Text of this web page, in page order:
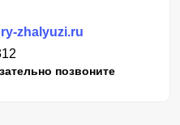
zhalyuzi.ru
позвоните